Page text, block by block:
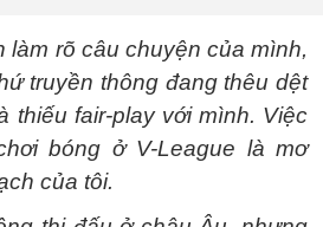
làm rõ câu chuyện của mình,
truyền thông đang thêu dệt
thiếu fair-play với mình. Việc
bóng ở V-League là mơ
của tôi.